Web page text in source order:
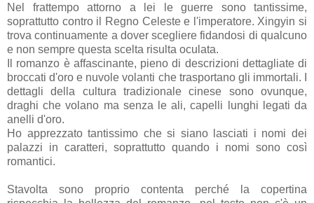
Nel frattempo attorno a lei le guerre sono tantissime,
soprattutto contro il Regno Celeste e l'imperatore. Xingyin si
trova continuamente a dover scegliere fidandosi di qualcuno
e non sempre questa scelta risulta oculata.
Il romanzo è affascinante, pieno di descrizioni dettagliate di
broccati d'oro e nuvole volanti che trasportano gli immortali. I
dettagli della cultura tradizionale cinese sono ovunque,
draghi che volano ma senza le ali, capelli lunghi legati da
anelli d'oro.
Ho apprezzato tantissimo che si siano lasciati i nomi dei
palazzi in caratteri, soprattutto quando i nomi sono così
romantici.
Stavolta sono proprio contenta perché la copertina